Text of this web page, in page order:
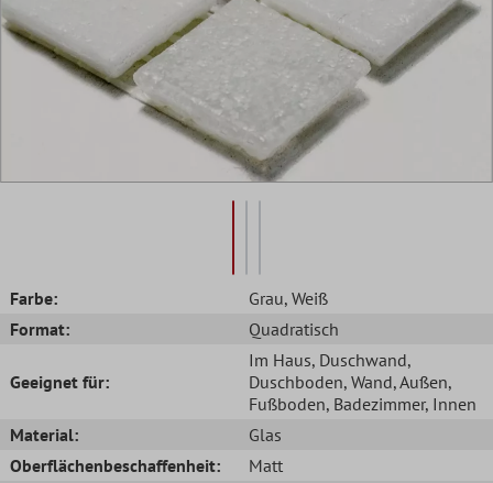
Farbe: Grau, Weiß
Format:
Quadratisch
Geeignet für:
Im Haus, Duschwand,
Duschboden, Wand, Außen,
Fußboden, Badezimmer, Innen
Material:
Glas
Oberflächenbeschaffenheit:
Matt